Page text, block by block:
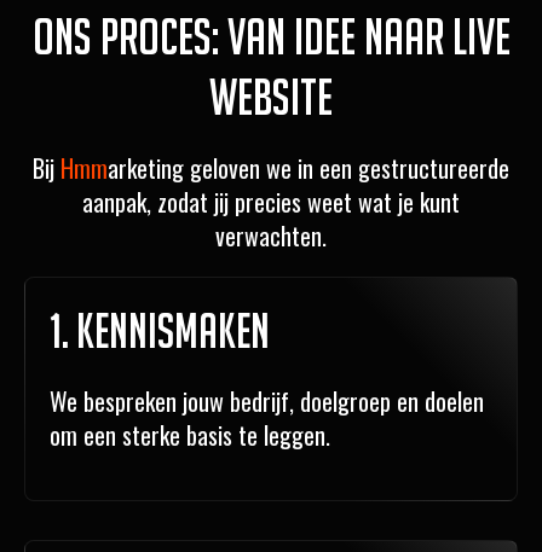
Ons proces: van idee naar live
website
Bij Hmmarketing geloven we in een gestructureerde
aanpak, zodat jij precies weet wat je kunt
verwachten.
1. Kennismaken
We bespreken jouw bedrijf, doelgroep en doelen
om een sterke basis te leggen.